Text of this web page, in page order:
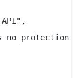
no protection